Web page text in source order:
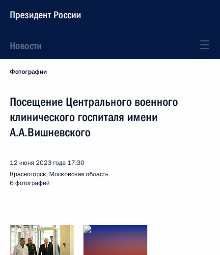
Президент России
Новости
Фотографии
Посещение Центрального военного
клинического госпиталя имени
А.А.Вишневского
12 июня 2023 года 17:30
Красногорск, Московская область
6 фотографий